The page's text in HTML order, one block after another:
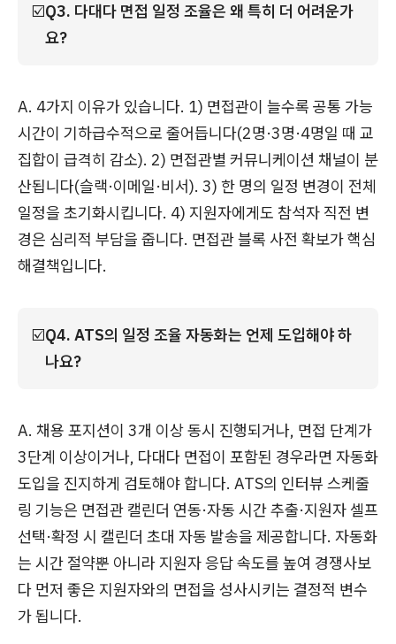
☑️Q3. 다대다 면접 일정 조율은 왜 특히 더 어려운가
요?
A. 4가지 이유가 있습니다. 1) 면접관이 늘수록 공통 가능
시간이 기하급수적으로 줄어듭니다(2명·3명·4명일 때 교
집합이 급격히 감소). 2) 면접관별 커뮤니케이션 채널이 분
산됩니다(슬랙·이메일·비서). 3) 한 명의 일정 변경이 전체
일정을 초기화시킵니다. 4) 지원자에게도 참석자 직전 변
경은 심리적 부담을 줍니다. 면접관 블록 사전 확보가 핵심
해결책입니다.
☑️Q4. ATS의 일정 조율 자동화는 언제 도입해야 하
나요?
A. 채용 포지션이 3개 이상 동시 진행되거나, 면접 단계가
3단계 이상이거나, 다대다 면접이 포함된 경우라면 자동화
도입을 진지하게 검토해야 합니다. ATS의 인터뷰 스케줄
링 기능은 면접관 캘린더 연동·자동 시간 추출·지원자 셀프
선택·확정 시 캘린더 초대 자동 발송을 제공합니다. 자동화
는 시간 절약뿐 아니라 지원자 응답 속도를 높여 경쟁사보
다 먼저 좋은 지원자와의 면접을 성사시키는 결정적 변수
가 됩니다.